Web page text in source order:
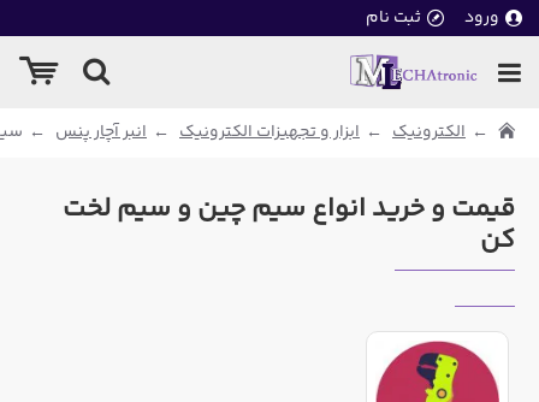
ورود ثبت نام
الکترونیک ابزار و تجهیزات الکترونیک انبر آچار پنس
قیمت و خرید انواع سیم چین و سیم لخت
کن